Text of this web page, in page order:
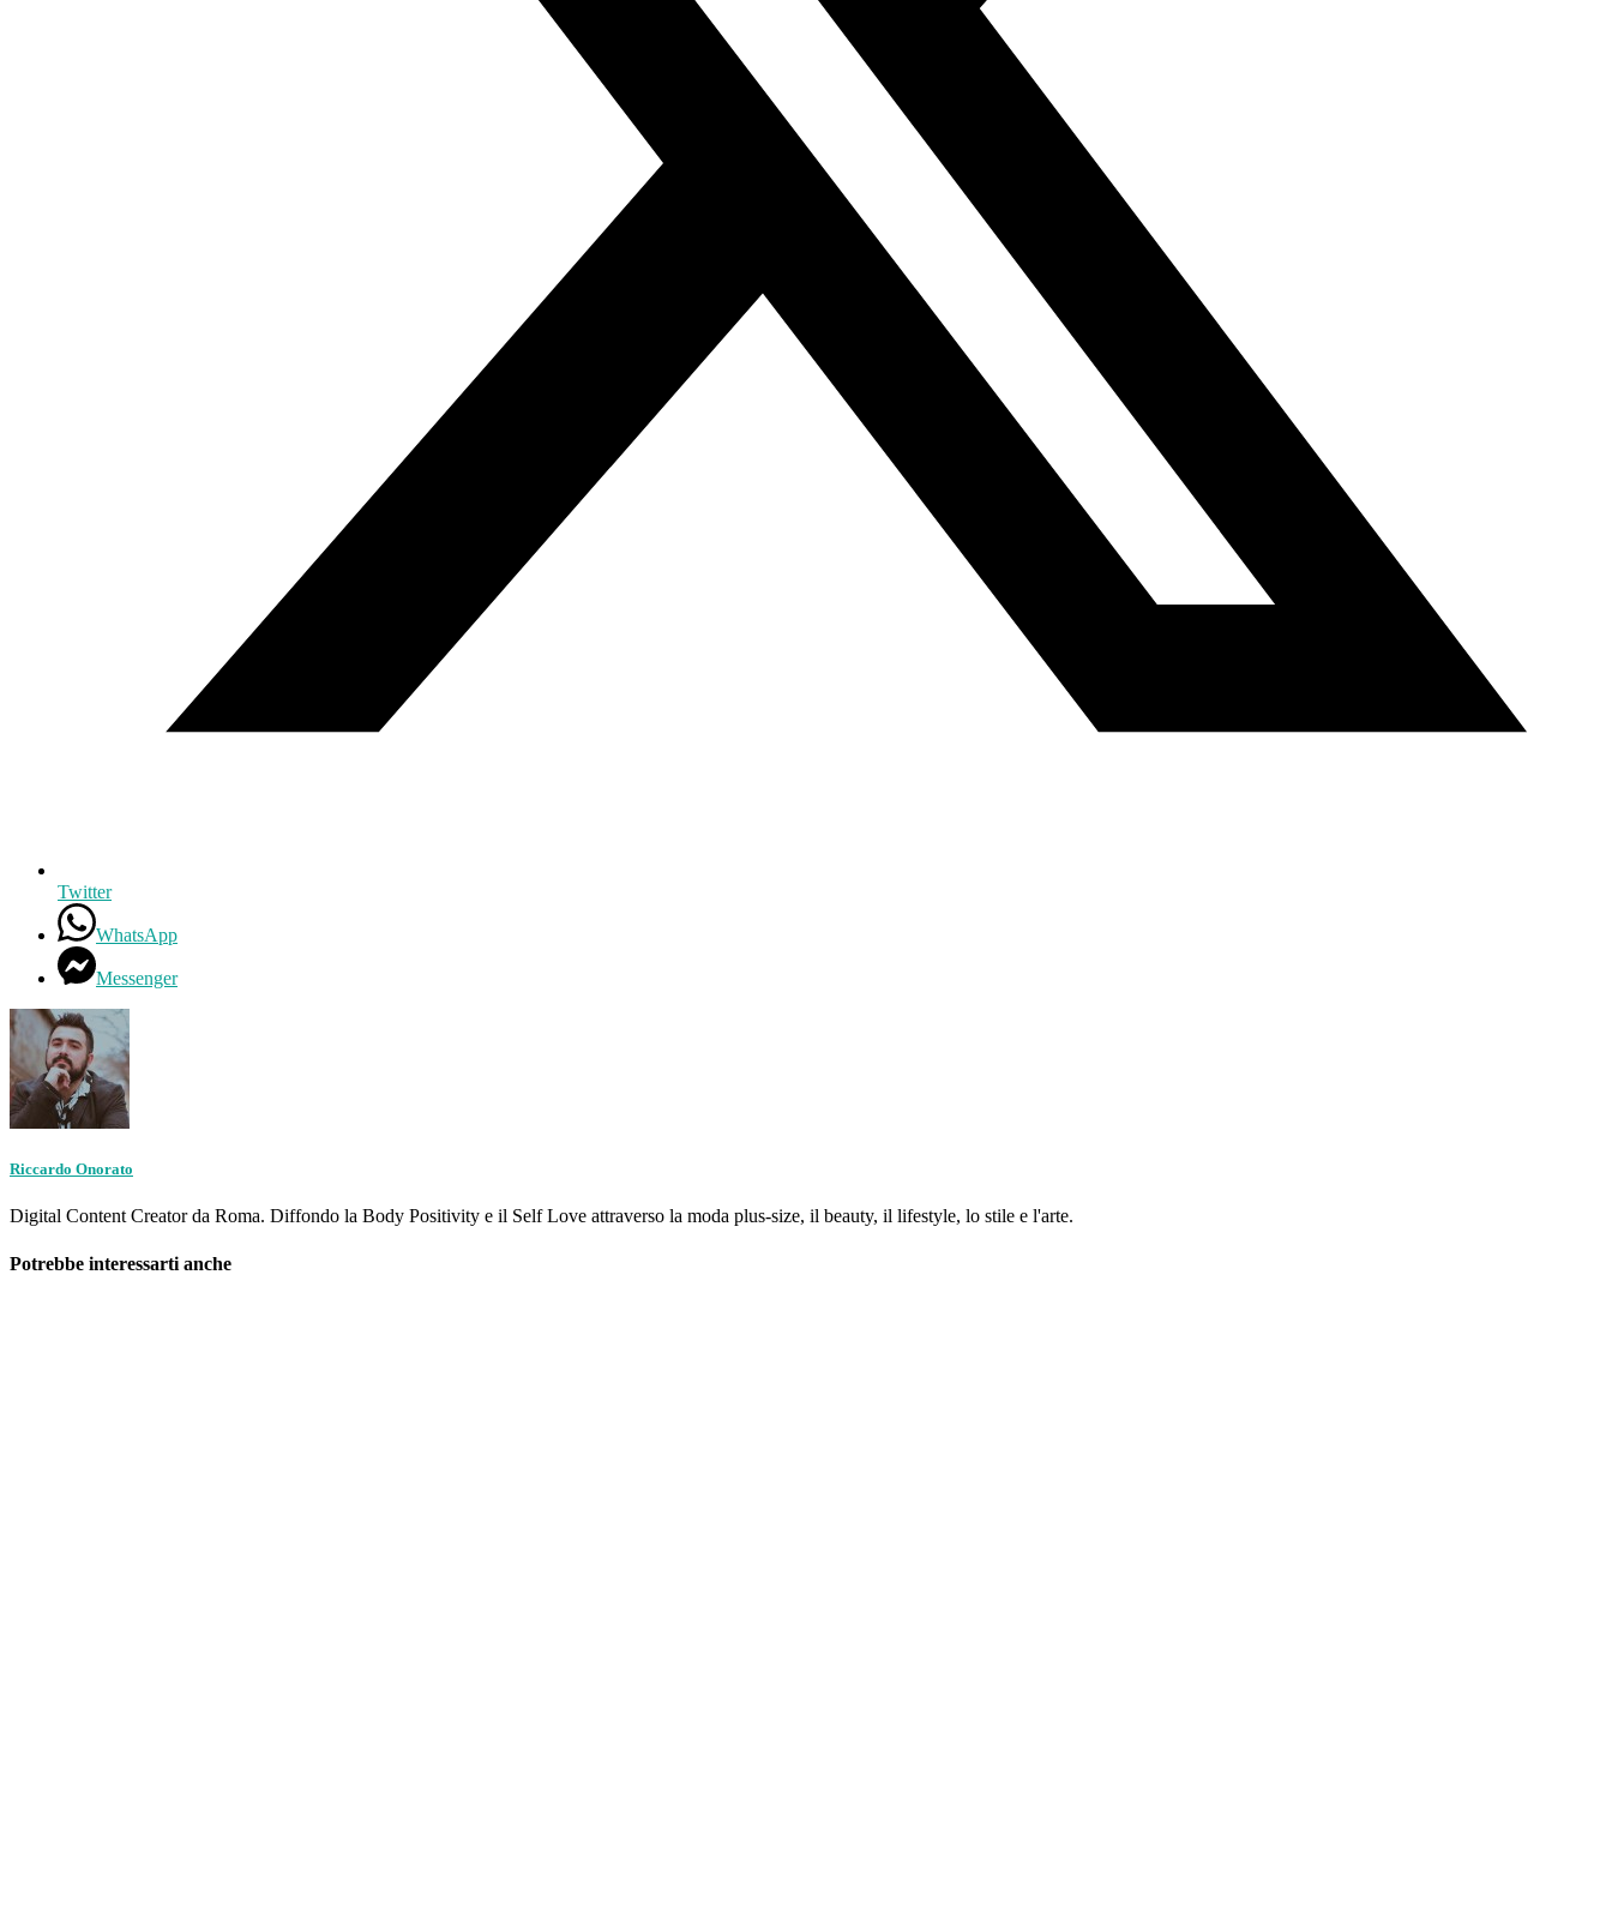
Twitter
WhatsApp
Messenger
Riccardo Onorato
Digital Content Creator da Roma. Diffondo la Body Positivity e il Self Love attraverso la moda plus-size, il beauty, il lifestyle, lo stile e l'arte.
Potrebbe interessarti anche